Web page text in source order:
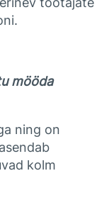
mööda
ning on
kolm